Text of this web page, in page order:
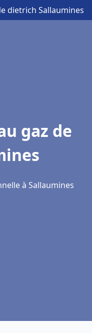
dietrich Sallaumines
gaz de
à Sallaumines